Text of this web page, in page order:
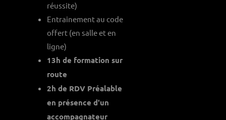
réussite)
Entrainement au code
offert (en salle et en
ligne)
13h de formation sur
route
2h de RDV Préalable
en présence d'un
accompagnateur